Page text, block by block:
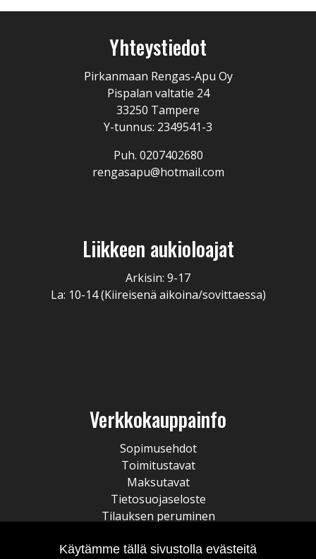
Yhteystiedot
Pirkanmaan Rengas-Apu Oy
Pispalan valtatie 24
33250 Tampere
Y-tunnus: 2349541-3
Puh. 0207402680
rengasapu@hotmail.com
Liikkeen aukioloajat
Arkisin: 9-17
La: 10-14 (Kiireisenä aikoina/sovittaessa)
Verkkokauppainfo
Sopimusehdot
Toimitustavat
Maksutavat
Tietosuojaseloste
Tilauksen peruminen
Käytämme tällä sivustolla evästeitä